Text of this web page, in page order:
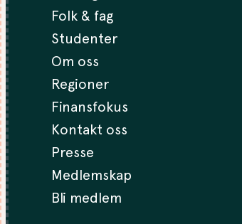
Folk & fag
Studenter
Om oss
Regioner
Finansfokus
Kontakt oss
Presse
Medlemskap
Bli medlem